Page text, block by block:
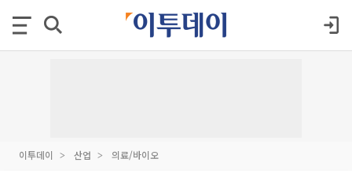
이투데이 산업 의료/바이오